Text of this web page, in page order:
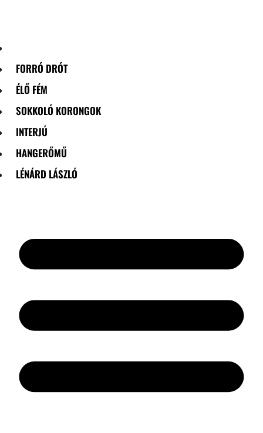
FORRÓ DRÓT
ÉLŐ FÉM
SOKKOLÓ KORONGOK
INTERJÚ
HANGERŐMŰ
LÉNÁRD LÁSZLÓ